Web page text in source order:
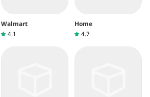
Walmart
4.1
Home
4.7